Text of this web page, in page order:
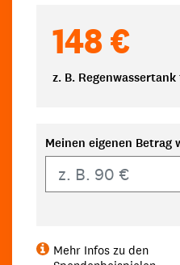
148 €
z. B.
Meinen eigenen Betrag
Mehr Infos zu den